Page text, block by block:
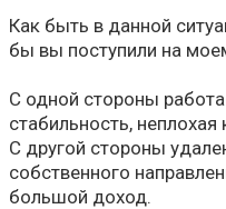
Как быть в данной
бы вы поступили на
С одной стороны
стабильность,
С другой стороны
собственного
большой доход.